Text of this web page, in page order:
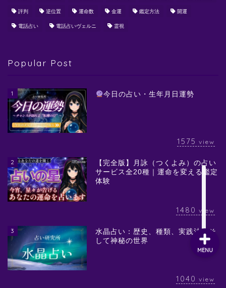
評判 逆位置 運命数 金運 鑑定方法 開運
電話占い 電話占いヴェルニ 霊視
Popular Post
1 今日の占い・生年月日運勢
1575 view
2
【完全版】月詠（つくよみ）の占い
サービス全20種｜運命を変える鑑定
体験
1480 view
3
水晶占い：歴史、種類、実践法、そ
して神秘の世界
1040 view
MENU